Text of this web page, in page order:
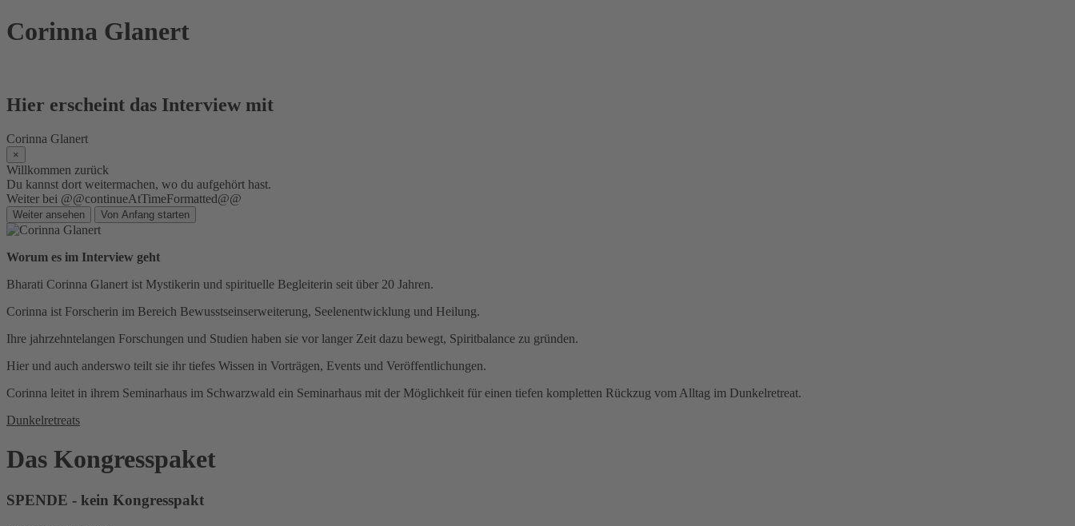
Skip
to
Corinna Glanert
Hier erscheint das Interview mit
Corinna Glanert
×
Willkommen zurück
Du kannst dort weitermachen, wo du aufgehört hast.
Weiter bei @@continueAtTimeFormatted@@
Weiter ansehen Von Anfang starten
Worum es im Interview geht
Bharati Corinna Glanert ist Mystikerin und spirituelle Begleiterin seit über 20 Jahren.
Corinna ist Forscherin im Bereich Bewusstseinserweiterung, Seelenentwicklung und Heilung.
Ihre jahrzehntelangen Forschungen und Studien haben sie vor langer Zeit dazu bewegt, Spiritbalance zu gründen.
Hier und auch anderswo teilt sie ihr tiefes Wissen in Vorträgen, Events und Veröffentlichungen.
Corinna leitet in ihrem Seminarhaus im Schwarzwald ein Seminarhaus mit der Möglichkeit für einen tiefen kompletten Rückzug vom Alltag im Dunkelretreat.
Dunkelretreats
Das Kongresspaket
SPENDE - kein Kongresspakt